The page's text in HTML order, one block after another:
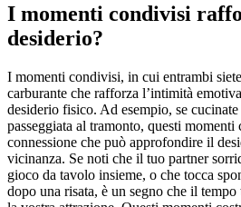
I momenti condivisi
desiderio?
I momenti condivisi, in cui entrambi
carburante che rafforza l’intimità
desiderio fisico. Ad esempio, se
passeggiata al tramonto, questi momenti
connessione che può approfondire il
vicinanza. Se noti che il tuo partner
gioco da tavolo insieme, o che tocca
dopo una risata, è un segno che il tempo